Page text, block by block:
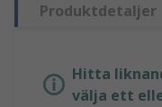
Produktdetaljer
Hitta
välja ett